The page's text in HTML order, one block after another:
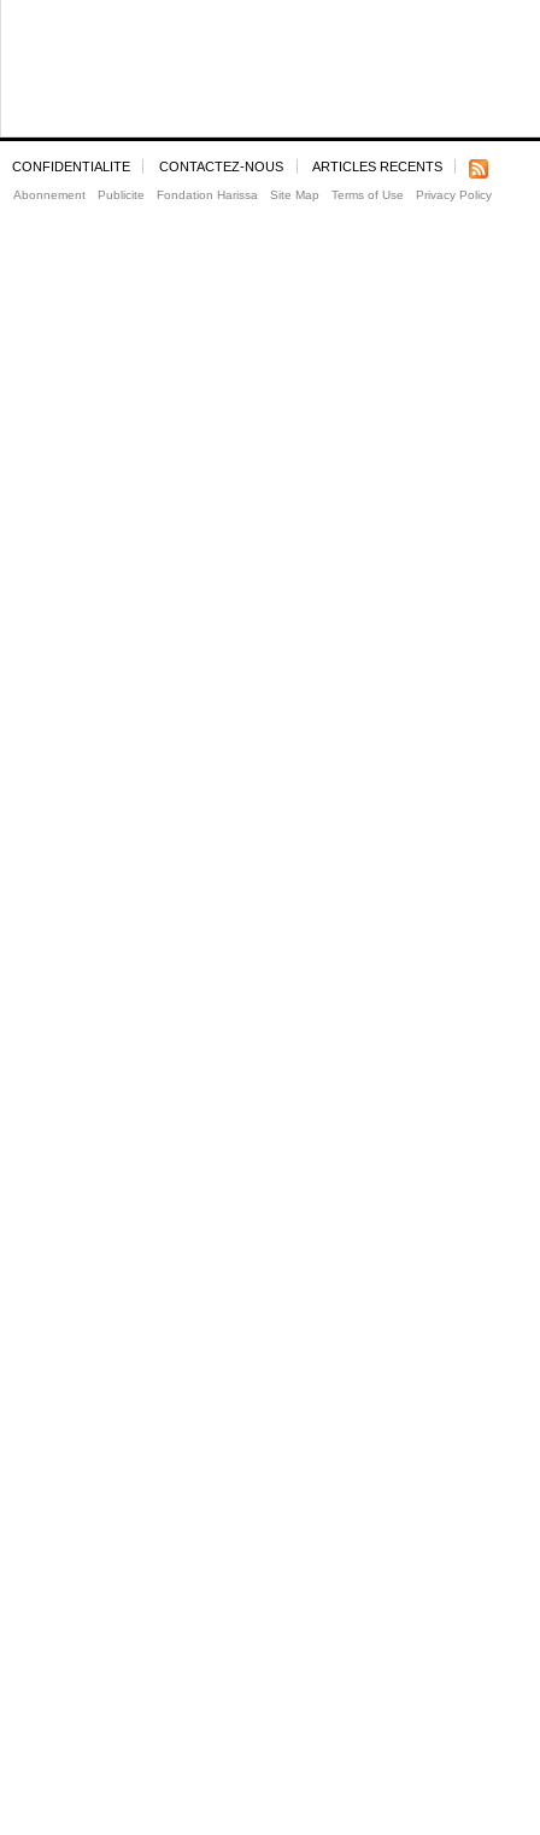
CONFIDENTIALITE CONTACTEZ-NOUS ARTICLES RECENTS
Abonnement Publicite Fondation Harissa Site Map Terms of Use Privacy Policy